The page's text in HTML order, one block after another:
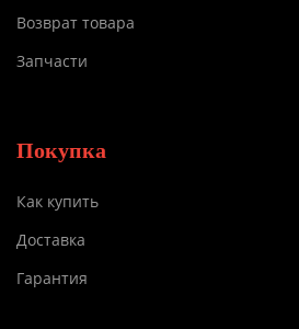
Возврат товара
Запчасти
Покупка
Как купить
Доставка
Гарантия